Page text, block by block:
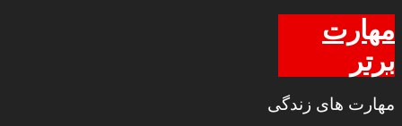
مهارت
برتر
مهارت های زندگی